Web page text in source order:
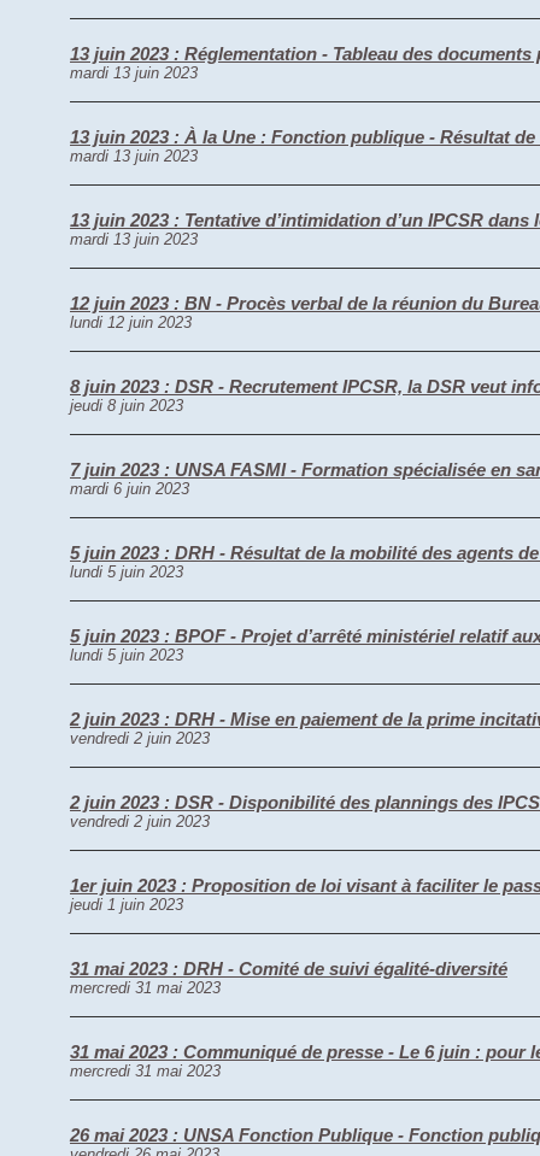
13 juin 2023 : Réglementation - Tableau des
mardi 13 juin 2023
13 juin 2023 : À la Une : Fonction publique - Résultat
mardi 13 juin 2023
13 juin 2023 : Tentative d’intimidation d’un IPCSR dans
mardi 13 juin 2023
12 juin 2023 : BN - Procès verbal de la réunion du
lundi 12 juin 2023
8 juin 2023 : DSR - Recrutement IPCSR, la DSR veut
jeudi 8 juin 2023
7 juin 2023 : UNSA FASMI - Formation spécialisée en
mardi 6 juin 2023
5 juin 2023 : DRH - Résultat de la mobilité des agents
lundi 5 juin 2023
5 juin 2023 : BPOF - Projet d’arrêté ministériel relatif
lundi 5 juin 2023
2 juin 2023 : DRH - Mise en paiement de la prime
vendredi 2 juin 2023
2 juin 2023 : DSR - Disponibilité des plannings des
vendredi 2 juin 2023
1er juin 2023 : Proposition de loi visant à faciliter le
jeudi 1 juin 2023
31 mai 2023 : DRH - Comité de suivi égalité-diversité
mercredi 31 mai 2023
31 mai 2023 : Communiqué de presse - Le 6 juin : pour
mercredi 31 mai 2023
26 mai 2023 : UNSA Fonction Publique - Fonction